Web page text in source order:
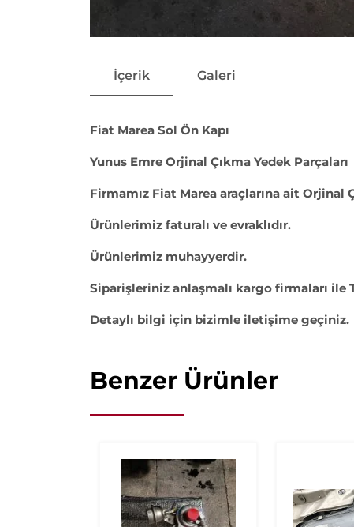
İçerik Galeri
Fiat Marea Sol Ön Kapı
Yunus Emre Orjinal Çıkma Yedek Parçaları
Firmamız Fiat Marea araçlarına ait Orjinal
Ürünlerimiz faturalı ve evraklıdır.
Ürünlerimiz muhayyerdir.
Siparişleriniz anlaşmalı kargo firmaları
Detaylı bilgi için bizimle iletişime geçiniz.
Benzer Ürünler